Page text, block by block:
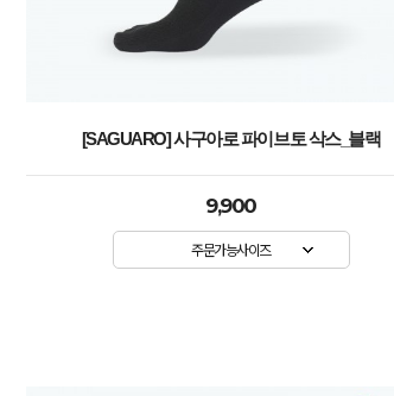
[SAGUARO] 사구아로 파이브토 삭스_블랙
9,900
주문가능사이즈